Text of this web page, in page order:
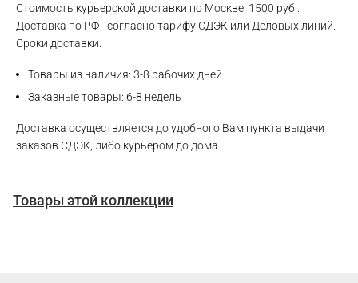
Стоимость курьерской доставки по Москве: 1500 руб..
Доставка по РФ - согласно тарифу СДЭК или Деловых линий.
Сроки доставки:
Товары из наличия: 3-8 рабочих дней
Заказные товары: 6-8 недель
Доставка осуществляется до удобного Вам пункта выдачи
заказов СДЭК, либо курьером до дома
Товары этой коллекции